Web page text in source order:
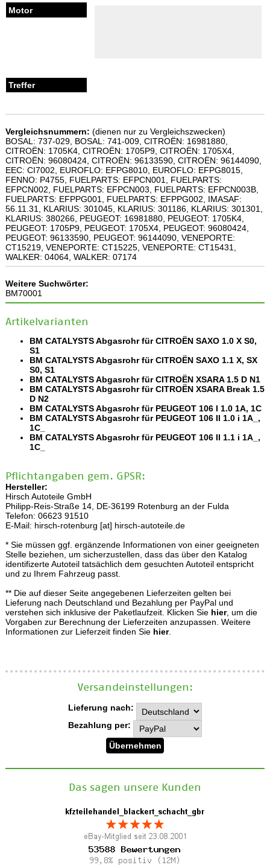
Vergleichsnummern: (dienen nur zu Vergleichszwecken)
BOSAL: 737-029, BOSAL: 741-009, CITROËN: 16981880,
CITROËN: 1705K4, CITROËN: 1705P9, CITROËN: 1705X4,
CITROËN: 96080424, CITROËN: 96133590, CITROËN: 96144090,
EEC: CI7002, EUROFLO: EFPG8010, EUROFLO: EFPG8015,
FENNO: P4755, FUELPARTS: EFPCN001, FUELPARTS:
EFPCN002, FUELPARTS: EFPCN003, FUELPARTS: EFPCN003B,
FUELPARTS: EFPPG001, FUELPARTS: EFPPG002, IMASAF:
56.11.31, KLARIUS: 301045, KLARIUS: 301186, KLARIUS: 301301,
KLARIUS: 380266, PEUGEOT: 16981880, PEUGEOT: 1705K4,
PEUGEOT: 1705P9, PEUGEOT: 1705X4, PEUGEOT: 96080424,
PEUGEOT: 96133590, PEUGEOT: 96144090, VENEPORTE:
CT15219, VENEPORTE: CT15225, VENEPORTE: CT15431,
WALKER: 04064, WALKER: 07174
Weitere Suchwörter:
BM70001
Artikelvarianten
BM CATALYSTS Abgasrohr für CITROËN SAXO 1.0 X S0,
S1
BM CATALYSTS Abgasrohr für CITROËN SAXO 1.1 X, SX
S0, S1
BM CATALYSTS Abgasrohr für CITROËN XSARA 1.5 D N1
BM CATALYSTS Abgasrohr für CITROËN XSARA Break 1.5
D N2
BM CATALYSTS Abgasrohr für PEUGEOT 106 I 1.0 1A, 1C
BM CATALYSTS Abgasrohr für PEUGEOT 106 II 1.0 i 1A_,
1C_
BM CATALYSTS Abgasrohr für PEUGEOT 106 II 1.1 i 1A_,
1C_
Pflichtangaben gem. GPSR:
Hersteller:
Hirsch Autoteile GmbH
Philipp-Reis-Straße 14, DE-36199 Rotenburg an der Fulda
Telefon: 06623 91510
E-Mail: hirsch-rotenburg [at] hirsch-autoteile.de
* Sie müssen ggf. ergänzende Informationen von einer geeigneten
Stelle beziehen, um sicherzustellen, dass das über den Katalog
identifizerte Autoteil tatsächlich dem gesuchten Autoteil entspricht
und zu Ihrem Fahrzeug passt.
** Die auf dieser Seite angegebenen Lieferzeiten gelten bei
Lieferung nach Deutschland und Bezahlung per PayPal und
verstehen sich inklusive der Paketlaufzeit. Klicken Sie hier, um die
Vorgaben zur Berechnung der Lieferzeiten anzupassen. Weitere
Informationen zur Lieferzeit finden Sie hier.
Versand­einstellungen:
Lieferung nach:
Bezahlung per:
Das sagen unsere Kunden